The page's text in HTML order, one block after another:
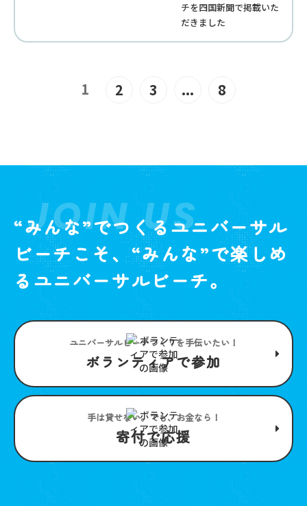
チを四国新聞で掲載いた
だきました
1 2 3 ... 8
JOIN US
“みんな”でつくるユニバーサル
ビーチこそ、“みんな”で楽しめ
るユニバーサルビーチ。
ユニバーサルビーチつくりを手伝いたい！
ボランティアで参加
手は貸せない。でも、お金なら！
寄付で応援